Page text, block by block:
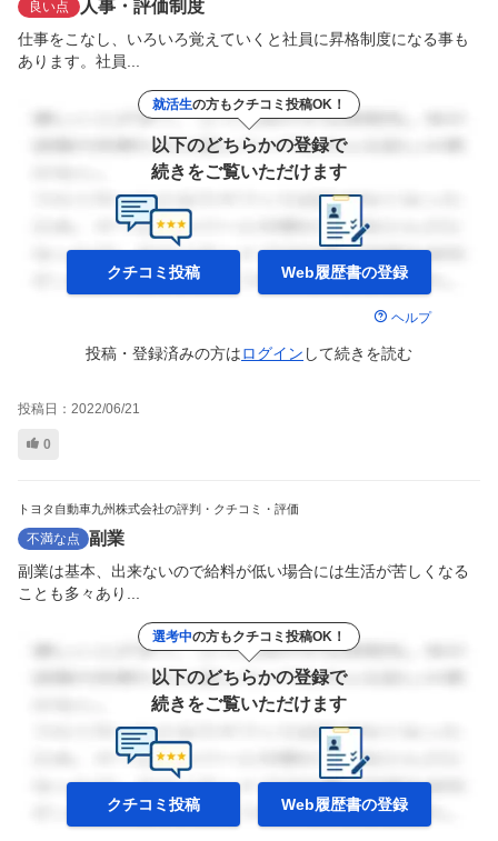
良い点 人事・評価制度
仕事をこなし、いろいろ覚えていくと社員に昇格制度になる事も
あります。社員...
就活生の方もクチコミ投稿OK！
以下のどちらかの登録で
続きをご覧いただけます
クチコミ投稿 Web履歴書の登録
ヘルプ
投稿・登録済みの方はログイン して続きを読む
投稿日： 2022/06/21
0
トヨタ自動車九州株式会社の評判・クチコミ・評価
不満な点 副業
副業は基本、出来ないので給料が低い場合には生活が苦しくなる
ことも多々あり...
選考中の方もクチコミ投稿OK！
以下のどちらかの登録で
続きをご覧いただけます
クチコミ投稿 Web履歴書の登録